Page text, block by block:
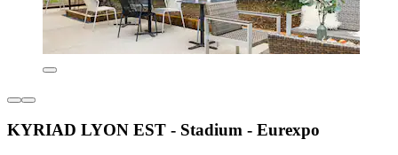
KYRIAD LYON EST - Stadium - Eurexpo